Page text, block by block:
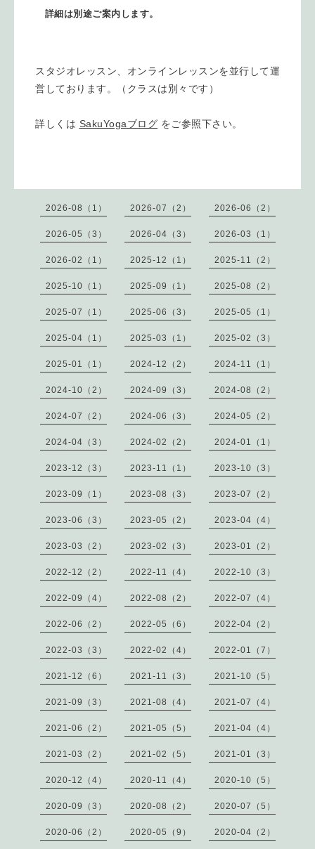
詳細は別途ご案内します。
スタジオレッスン、オンラインレッスンを並行して運
営しております。（クラスは別々です）
詳しくは SakuYogaブログ をご参照下さい。
2026-08（1） 2026-07（2） 2026-06（2）
2026-05（3） 2026-04（3） 2026-03（1）
2026-02（1） 2025-12（1） 2025-11（2）
2025-10（1） 2025-09（1） 2025-08（2）
2025-07（1） 2025-06（3） 2025-05（1）
2025-04（1） 2025-03（1） 2025-02（3）
2025-01（1） 2024-12（2） 2024-11（1）
2024-10（2） 2024-09（3） 2024-08（2）
2024-07（2） 2024-06（3） 2024-05（2）
2024-04（3） 2024-02（2） 2024-01（1）
2023-12（3） 2023-11（1） 2023-10（3）
2023-09（1） 2023-08（3） 2023-07（2）
2023-06（3） 2023-05（2） 2023-04（4）
2023-03（2） 2023-02（3） 2023-01（2）
2022-12（2） 2022-11（4） 2022-10（3）
2022-09（4） 2022-08（2） 2022-07（4）
2022-06（2） 2022-05（6） 2022-04（2）
2022-03（3） 2022-02（4） 2022-01（7）
2021-12（6） 2021-11（3） 2021-10（5）
2021-09（3） 2021-08（4） 2021-07（4）
2021-06（2） 2021-05（5） 2021-04（4）
2021-03（2） 2021-02（5） 2021-01（3）
2020-12（4） 2020-11（4） 2020-10（5）
2020-09（3） 2020-08（2） 2020-07（5）
2020-06（2） 2020-05（9） 2020-04（2）